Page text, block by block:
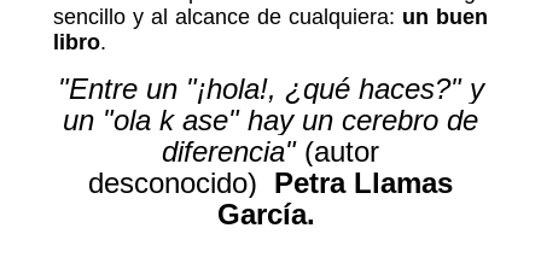
sencillo y al alcance de cualquiera: un buen
libro.
"Entre un "¡hola!, ¿qué haces?" y
un "ola k ase" hay un cerebro de
diferencia"(autor
desconocido) Petra Llamas
García.